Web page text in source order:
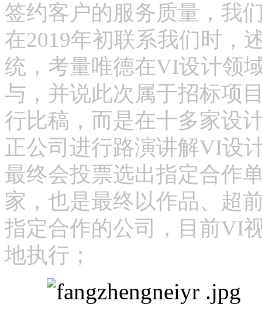
签约客户的服务质量，我
在2019年初联系我们时，
统，考量唯德在VI设计领
与，并说此次属于招标项
行比稿，而是在十多家设
正公司进行路演讲解VI设
最终会投票选出指定合作
家，也是最终以作品、超
指定合作的公司，目前VI
地执行 ；